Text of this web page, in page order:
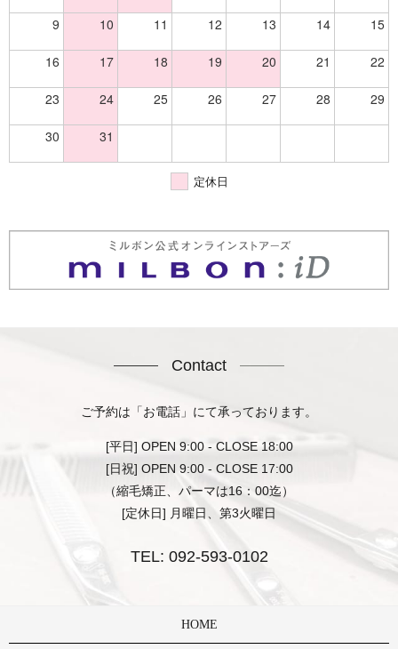
9 10 11 12 13 14 15
16 17 18 19 20 21 22
23 24 25 26 27 28 29
30 31
定休日
Contact
ご予約は「お電話」にて承っております。
[平日] OPEN 9:00 - CLOSE 18:00
[日祝] OPEN 9:00 - CLOSE 17:00
（縮毛矯正、パーマは16：00迄）
[定休日] 月曜日、第3火曜日
TEL: 092-593-0102
HOME